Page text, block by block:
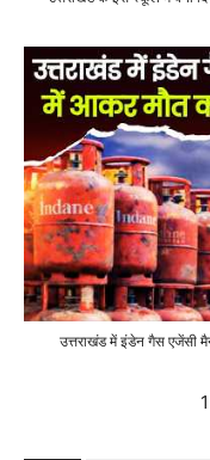
उत्तराखंड में इंडेन गैस एजेंसी
1